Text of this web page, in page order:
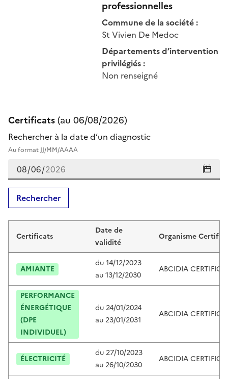
professionnelles
Commune de la société:
St Vivien De Medoc
Départements d’intervention
privilégiés:
Non renseigné
Certificats(au 06/08/2026)
Rechercher à la date d’un diagnostic
Au format JJ/MM/AAAA
Rechercher
Certificats de eric busatta
Certificats
Date de
validité
Organisme
AMIANTE
du14/12/2023
au13/12/2030
ABCIDIA
PERFORMANCE
ÉNERGÉTIQUE
(DPE
INDIVIDUEL)
du 24/01/2024
au 23/01/2031
ABCIDIA
ÉLECTRICITÉ
du 27/10/2023
au 26/10/2030
ABCIDIA